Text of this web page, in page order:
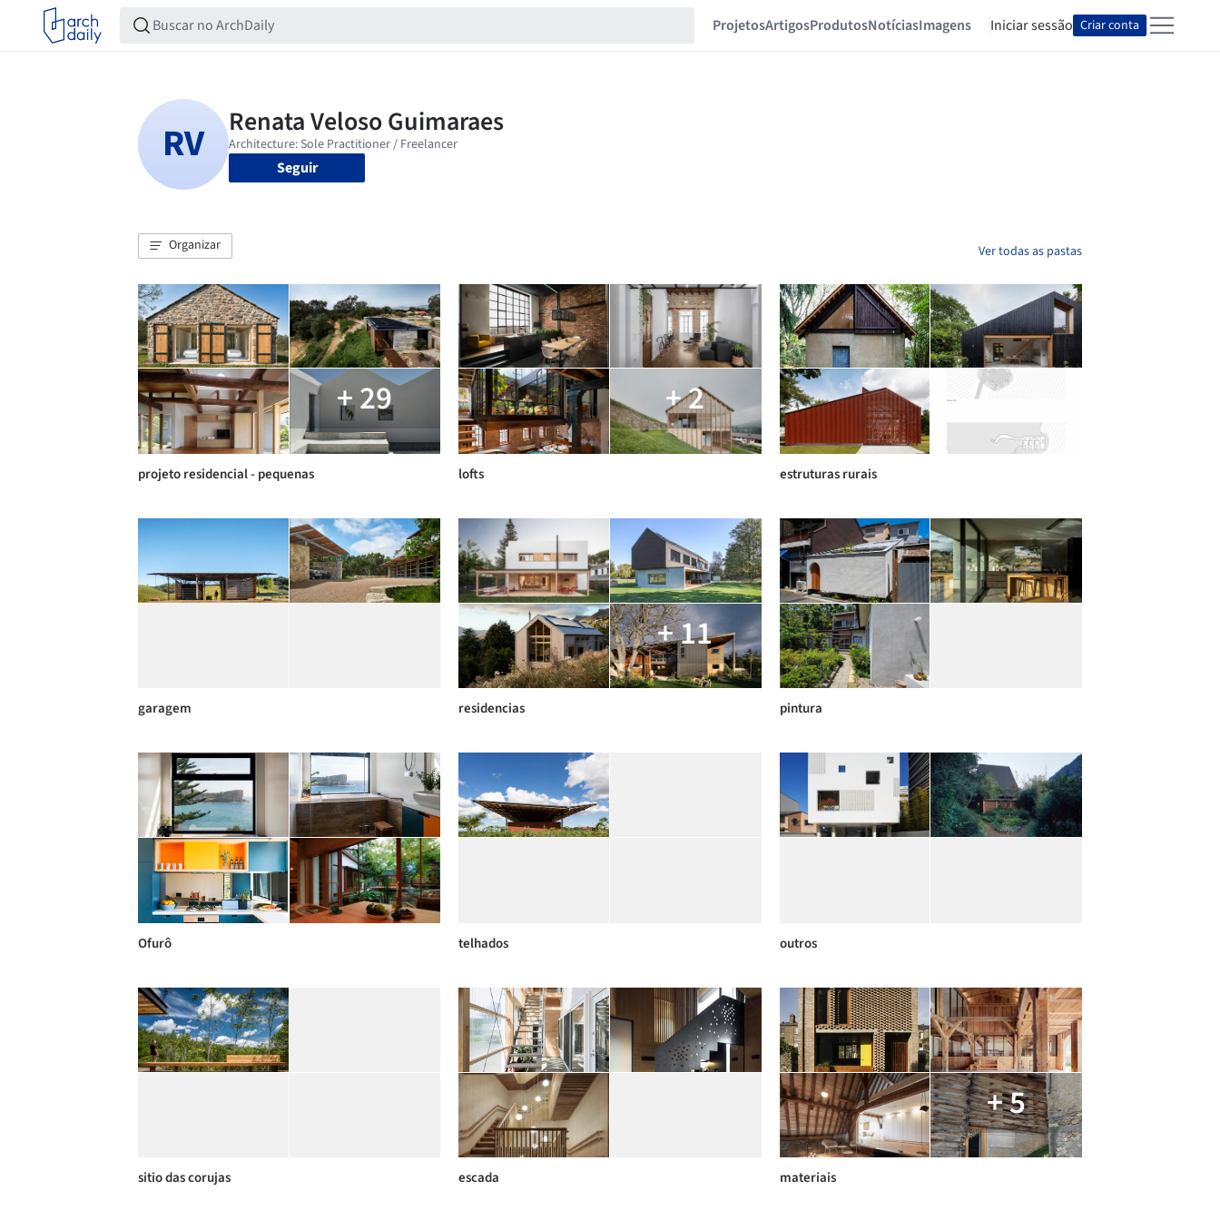
ProjetosArtigosProdutosNotíciasImagens Iniciar sessão Criar conta
Seguir
Organizar Ver todas as pastas
+ 29
projeto residencial - pequenas
+ 2
lofts estruturas rurais
garagem
+ 11
residencias pintura
Ofurô telhados outros
sitio das corujas escada
+ 5
materiais